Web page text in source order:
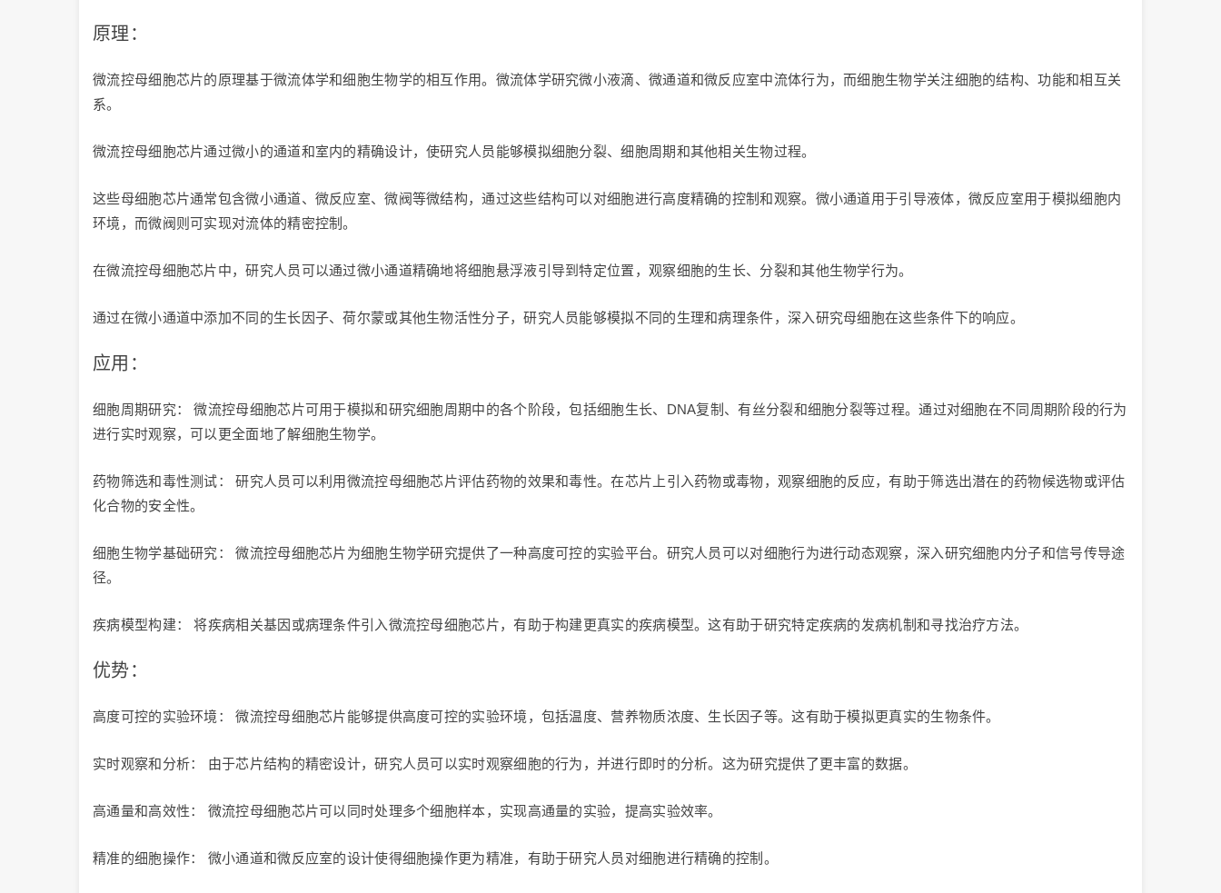
原理：
微流控母细胞芯片的原理基于微流体学和细胞生物学的相互作用。微流体学研究微小液滴、微通道和微反应室中流体行为，而细胞生物学关注细胞的结构、功能和相互关
系。
微流控母细胞芯片通过微小的通道和室内的精确设计，使研究人员能够模拟细胞分裂、细胞周期和其他相关生物过程。
这些母细胞芯片通常包含微小通道、微反应室、微阀等微结构，通过这些结构可以对细胞进行高度精确的控制和观察。微小通道用于引导液体，微反应室用于模拟细胞内
环境，而微阀则可实现对流体的精密控制。
在微流控母细胞芯片中，研究人员可以通过微小通道精确地将细胞悬浮液引导到特定位置，观察细胞的生长、分裂和其他生物学行为。
通过在微小通道中添加不同的生长因子、荷尔蒙或其他生物活性分子，研究人员能够模拟不同的生理和病理条件，深入研究母细胞在这些条件下的响应。
应用：
细胞周期研究： 微流控母细胞芯片可用于模拟和研究细胞周期中的各个阶段，包括细胞生长、DNA复制、有丝分裂和细胞分裂等过程。通过对细胞在不同周期阶段的行为
进行实时观察，可以更全面地了解细胞生物学。
药物筛选和毒性测试： 研究人员可以利用微流控母细胞芯片评估药物的效果和毒性。在芯片上引入药物或毒物，观察细胞的反应，有助于筛选出潜在的药物候选物或评估
化合物的安全性。
细胞生物学基础研究： 微流控母细胞芯片为细胞生物学研究提供了一种高度可控的实验平台。研究人员可以对细胞行为进行动态观察，深入研究细胞内分子和信号传导途
径。
疾病模型构建： 将疾病相关基因或病理条件引入微流控母细胞芯片，有助于构建更真实的疾病模型。这有助于研究特定疾病的发病机制和寻找治疗方法。
优势：
高度可控的实验环境： 微流控母细胞芯片能够提供高度可控的实验环境，包括温度、营养物质浓度、生长因子等。这有助于模拟更真实的生物条件。
实时观察和分析： 由于芯片结构的精密设计，研究人员可以实时观察细胞的行为，并进行即时的分析。这为研究提供了更丰富的数据。
高通量和高效性： 微流控母细胞芯片可以同时处理多个细胞样本，实现高通量的实验，提高实验效率。
精准的细胞操作： 微小通道和微反应室的设计使得细胞操作更为精准，有助于研究人员对细胞进行精确的控制。